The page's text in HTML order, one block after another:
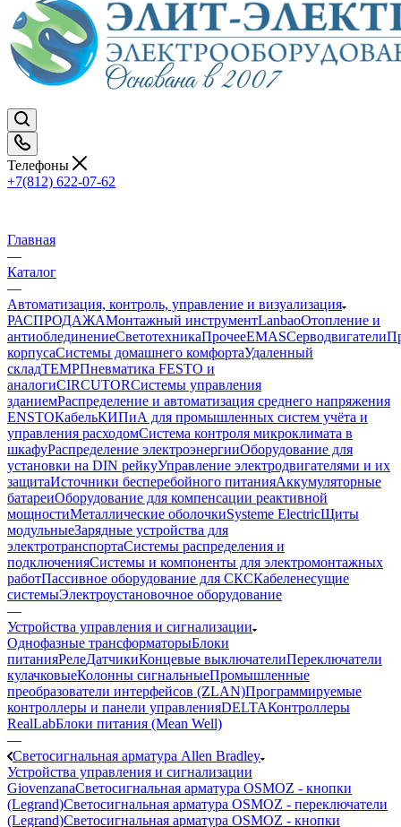
Телефоны
+7(812) 622-07-62
Главная
—
Каталог
—
Автоматизация, контроль, управление и визуализация
РАСПРОДАЖАМонтажный инструментLanbaoОтопление и
антиоблединениеСветотехникаПрочееEMASCерводвигатели
корпусаСистемы домашнего комфортаУдаленный
складTEMPПневматика FESTO и
аналогиCIRCUTORСистемы управления
зданиемРаспределение и автоматизация среднего напряжения
ENSTOКабельКИПиА для промышленных систем учёта и
управления расходомСистема контроля микроклимата в
шкафуРаспределение электроэнергииОборудование для
установки на DIN рейкуУправление электродвигателями и их
защитаИсточники бесперебойного питанияАккумуляторные
батареиОборудование для компенсации реактивной
мощностиМеталлические оболочкиSysteme ElectricЩиты
модульныеЗарядные устройства для
электротранспортаСистемы распределения и
подключенияСистемы и компоненты для электромонтажных
работПассивное оборудование для СКСКабеленесущие
системыЭлектроустановочное оборудование
—
Устройства управления и сигнализации
Однофазные трансформаторыБлоки
питанияРелеДатчикиКонцевые выключателиПереключатели
кулачковыеКолонны сигнальныеПромышленные
преобразователи интерфейсов (ZLAN)Программируемые
контроллеры и панели управленияDELTAКонтроллеры
RealLabБлоки питания (Mean Well)
—
Светосигнальная арматура Allen Bradley
Устройства управления и сигнализации
GiovenzanaСветосигнальная арматура OSMOZ - кнопки
(Legrand)Светосигнальная арматура OSMOZ - переключатели
(Legrand)Светосигнальная арматура OSMOZ - кнопки